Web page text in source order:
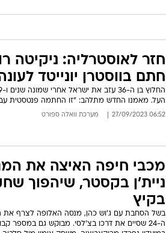
חזר לאוסטרליה: ניקיטה
חתם בווסטרן יונייטד
העל. מאמנו החדש מתלהב: "זו החתמה פנטסטית
06:52 27/09/2023 מערכת וואלה ספורט
מכבי חיפה האיצה את
ניית'ן בקסטר, שיהפוך
בקיץ
בשל הסחבת עם ג'וש כהן, מנסה האלופה לצרף את
ה-24 שסיים את דרכו בצ'לסי. מבוקש גם במספר